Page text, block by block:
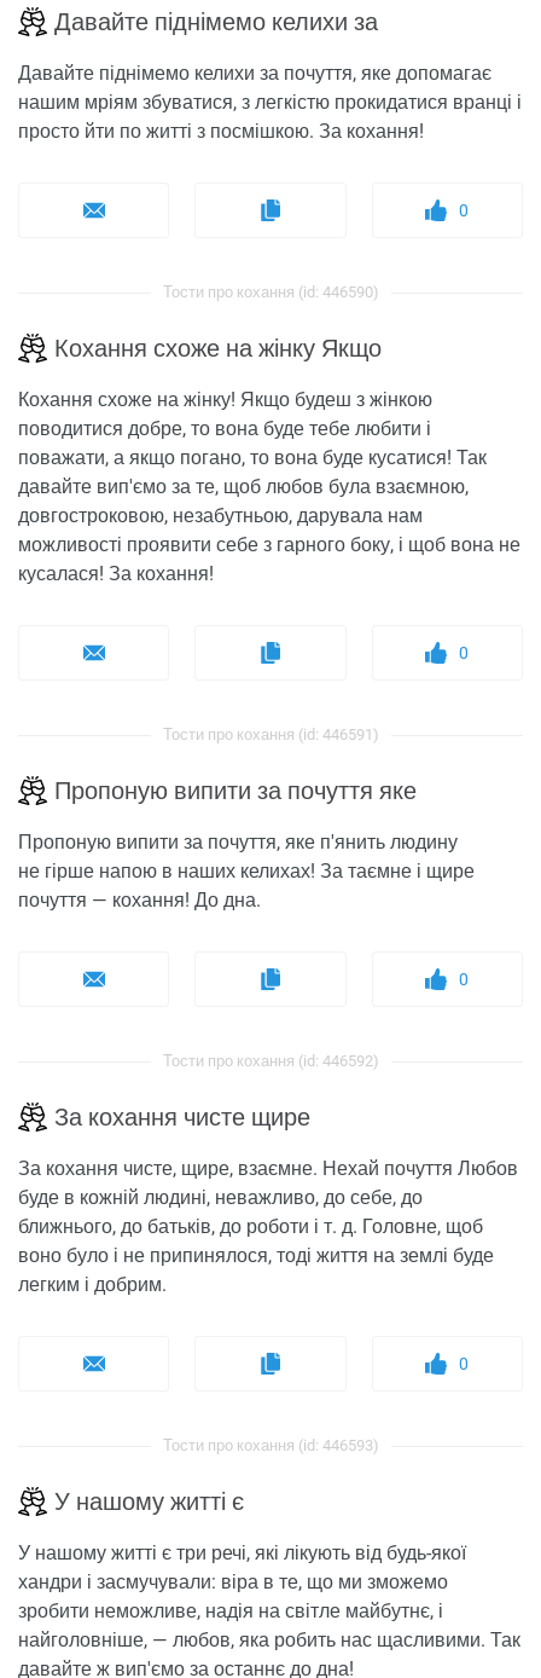
Давайте піднімемо келихи за
Давайте піднімемо келихи за почуття, яке допомагає
нашим мріям збуватися, з легкістю прокидатися вранці і
просто йти по житті з посмішкою. За кохання!
0
Тости про кохання (id: 446590)
Кохання схоже на жінку Якщо
Кохання схоже на жінку! Якщо будеш з жінкою
поводитися добре, то вона буде тебе любити і
поважати, а якщо погано, то вона буде кусатися! Так
давайте вип'ємо за те, щоб любов була взаємною,
довгостроковою, незабутньою, дарувала нам
можливості проявити себе з гарного боку, і щоб вона не
кусалася! За кохання!
0
Тости про кохання (id: 446591)
Пропоную випити за почуття яке
Пропоную випити за почуття, яке п'янить людину
не гірше напою в наших келихах! За таємне і щире
почуття — кохання! До дна.
0
Тости про кохання (id: 446592)
За кохання чисте щире
За кохання чисте, щире, взаємне. Нехай почуття Любов
буде в кожній людині, неважливо, до себе, до
ближнього, до батьків, до роботи і т. д. Головне, щоб
воно було і не припинялося, тоді життя на землі буде
легким і добрим.
0
Тости про кохання (id: 446593)
У нашому житті є
У нашому житті є три речі, які лікують від будь-якої
хандри і засмучували: віра в те, що ми зможемо
зробити неможливе, надія на світле майбутнє, і
найголовніше, — любов, яка робить нас щасливими. Так
давайте ж вип'ємо за останнє до дна!